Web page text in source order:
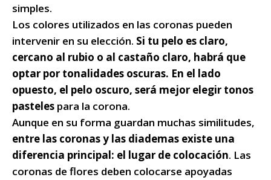
simples.
Los colores utilizados en las coronas pueden
intervenir en su elección. Si tu pelo es claro,
cercano al rubio o al castaño claro, habrá que
optar por tonalidades oscuras. En el lado
opuesto, el pelo oscuro, será mejor elegir tonos
pasteles para la corona.
Aunque en su forma guardan muchas similitudes,
entre las coronas y las diademas existe una
diferencia principal: el lugar de colocación. Las
coronas de flores deben colocarse apoyadas